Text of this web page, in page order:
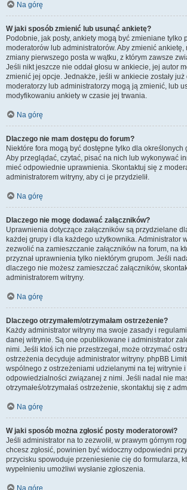
Na górę
W jaki sposób zmienić lub usunąć ankietę?
Podobnie, jak posty, ankiety mogą być zmieniane tylko
moderatorów lub administratorów. Aby zmienić ankietę,
zmiany pierwszego posta w wątku, z którym zawsze
Jeśli nikt jeszcze nie oddał głosu w ankiecie, jej autor
zmienić jej opcje. Jednakże, jeśli w ankiecie zostały już
moderatorzy lub administratorzy mogą ją zmienić, lub
modyfikowaniu ankiety w czasie jej trwania.
Na górę
Dlaczego nie mam dostępu do forum?
Niektóre fora mogą być dostępne tylko dla określonych
Aby przeglądać, czytać, pisać na nich lub wykonywać
mieć odpowiednie uprawnienia. Skontaktuj się z
administratorem witryny, aby ci je przydzielił.
Na górę
Dlaczego nie mogę dodawać załączników?
Uprawnienia dotyczące załączników są przydzielane
każdej grupy i dla każdego użytkownika. Administrator
zezwolić na zamieszczanie załączników na forum, na
przyznał uprawnienia tylko niektórym grupom. Jeśli
dlaczego nie możesz zamieszczać załączników,
administratorem witryny.
Na górę
Dlaczego otrzymałem/otrzymałam ostrzeżenie?
Każdy administrator witryny ma swoje zasady i
danej witrynie. Są one opublikowane i administrator
nimi. Jeśli ktoś ich nie przestrzegał, może otrzymać
ostrzeżenia decyduje administrator witryny. phpBB
wspólnego z ostrzeżeniami udzielanymi na tej witrynie
odpowiedzialności związanej z nimi. Jeśli nadal nie
otrzymałeś/otrzymałaś ostrzeżenie, skontaktuj się z
Na górę
W jaki sposób można zgłosić posty moderatorowi?
Jeśli administrator na to zezwolił, w prawym górnym
chcesz zgłosić, powinien być widoczny odpowiedni
przycisku spowoduje przeniesienie cię do formularza,
wypełnieniu umożliwi wysłanie zgłoszenia.
Na górę